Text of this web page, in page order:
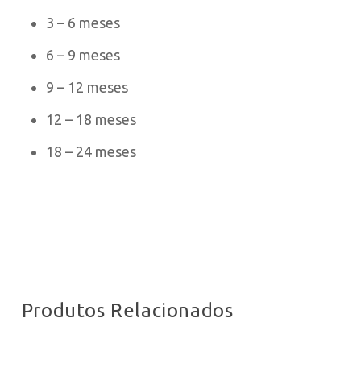
3 – 6 meses
6 – 9 meses
9 – 12 meses
12 – 18 meses
18 – 24 meses
Produtos Relacionados